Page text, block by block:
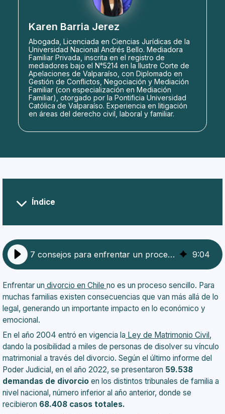
Karen Barria Jerez
Abogada, Licenciada en Ciencias Jurídicas de la
Universidad Nacional Andrés Bello. Mediadora
Familiar Privada, inscrita en el registro de
mediadores bajo el N°5214 en la Ilustre Corte de
Apelaciones de Valparaíso, con Diplomado en
Gestión de Conflictos, Negociación y Mediación
Familiar (con especialización en Mediación
Familiar), otorgado por la Pontificia Universidad
Católica de Valparaíso. Experiencia en litigación
en áreas del derecho civil, laboral y familiar.
Índice
Asesorarse
Actuar
Prioriza tu bienestar
Planifica tu futuro
7 consejos para enfrentar un proceso de divorcio 9:04
Enfrentar un divorcio en Chileno es un proceso sencillo. Para
muchas familias existen consecuencias que van más allá de lo
legal, generando un importante impacto en lo económico y
emocional.
En el año 2004 entró en vigencia la Ley de Matrimonio Civil ,
dando la posibilidad a miles de personas de disolver su vínculo
matrimonial a través del divorcio. Según el último informe del
Poder Judicial , en el año 2022, se presentaron 59.538
demandas de divorcio en los distintos tribunales de familia a
nivel nacional, número inferior al año anterior, donde se
recibieron 68.408 casos totales.